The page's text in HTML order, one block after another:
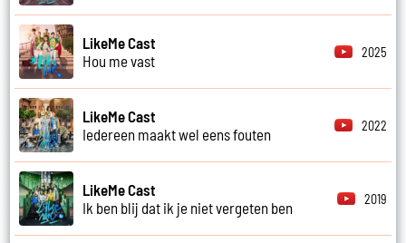
LikeMe Cast
Hou me vast
2025
LikeMe Cast
Iedereen maakt wel eens fouten
2022
LikeMe Cast
Ik ben blij dat ik je niet vergeten ben
2019